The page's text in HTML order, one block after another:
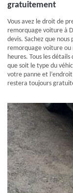
gratuitement
Vous avez le droit de
remorquage voiture à
devis. Sachez que
remorquage voiture ou
heures. Tous les
que soit le type du
votre panne et
restera toujours